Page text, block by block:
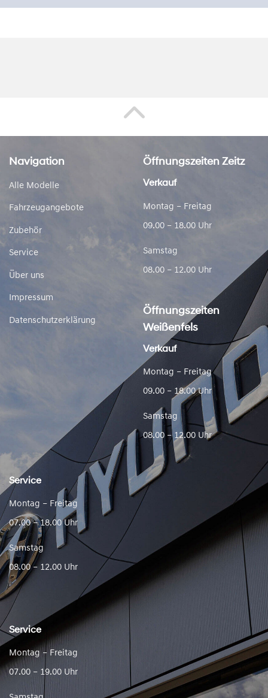
Navigation
Alle Modelle
Fahrzeugangebote
Zubehör
Service
Über uns
Impressum
Datenschutzerklärung
Öffnungszeiten Zeitz
Verkauf
Montag – Freitag
09.00 – 18.00 Uhr
Samstag
08.00 – 12.00 Uhr
Öffnungszeiten
Weißenfels
Verkauf
Montag – Freitag
09.00 – 18.00 Uhr
Samstag
08.00 – 12.00 Uhr
Service
Montag – Freitag
07.00 – 18.00 Uhr
Samstag
08.00 – 12.00 Uhr
Service
Montag – Freitag
07.00 – 19.00 Uhr